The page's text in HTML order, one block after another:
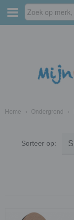
Home › Ondergrond ›
Sorteer op: